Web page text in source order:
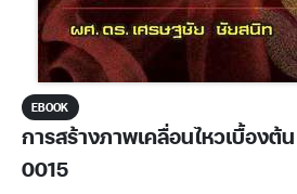
EBOOK
การสร้างภาพเคลื่อนไหวเบื้อง
0015